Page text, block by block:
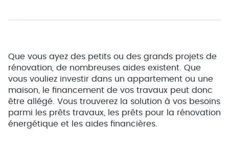
Que vous ayez des petits ou des grands projets de
rénovation, de nombreuses aides existent. Que
vous vouliez investir dans un appartement ou une
maison, le financement de vos travaux peut donc
être allégé. Vous trouverez la solution à vos besoins
parmi les prêts travaux, les prêts pour la rénovation
énergétique et les aides financières.